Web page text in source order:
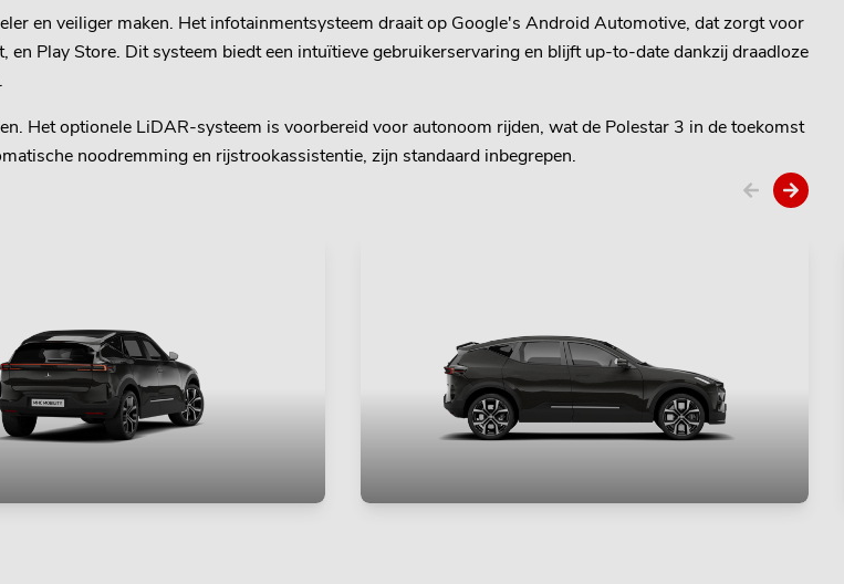
en veiliger maken. Het infotainmentsysteem draait op Google's Android Automotive, dat zorgt voor
Play Store. Dit systeem biedt een intuïtieve gebruikerservaring en blijft up-to-date dankzij draadloze
Het optionele LiDAR-systeem is voorbereid voor autonoom rijden, wat de Polestar 3 in de toekomst
noodremming en rijstrookassistentie, zijn standaard inbegrepen.